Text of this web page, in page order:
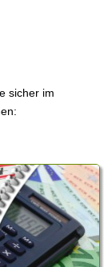
sicher im